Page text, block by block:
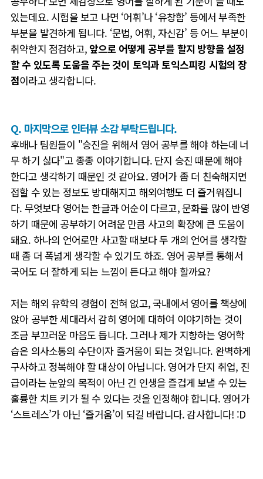
있는데요. 시험을 보고 나면 ‘어휘’나‘유창함’ 등에서 부족한
부분을 발견하게 됩니다. ‘문법, 어휘, 자신감’ 등 어느 부분이
취약한지 점검하고,앞으로 어떻게 공부를 할지 방향을 설정
할 수 있도록 도움을 주는 것이 토익과 토익스피킹 시험의 장
점이라고 생각합니다.
Q. 마지막으로 인터뷰 소감 부탁드립니다.
후배나 팀원들이 "승진을 위해서 영어 공부를 해야 하는데 너
무 하기 싫다"고 종종 이야기합니다. 단지 승진 때문에 해야
한다고 생각하기 때문인 것 같아요. 영어가 좀 더 친숙해지면
접할 수 있는 정보도 방대해지고 해외여행도 더 즐거워집니
다. 무엇보다 영어는 한글과 어순이 다르고, 문화를 많이 반영
하기 때문에 공부하기 어려운 만큼 사고의 확장에 큰 도움이
돼요. 하나의 언어로만 사고할 때보다 두 개의 언어를 생각할
때 좀 더 폭넓게 생각할 수 있기도 하죠. 영어 공부를 통해서
국어도 더 잘하게 되는 느낌이 든다고 해야 할까요?
저는 해외 유학의 경험이 전혀 없고, 국내에서 영어를 책상에
앉아 공부한 세대라서 감히 영어에 대하여 이야기하는 것이
조금 부끄러운 마음도 듭니다. 그러나 제가 지향하는 영어학
습은 의사소통의 수단이자 즐거움이 되는 것입니다. 완벽하게
구사하고 정복해야 할 대상이 아닙니다. 영어가 단지 취업, 진
급이라는 눈앞의 목적이 아닌 긴 인생을 즐겁게 보낼 수 있는
훌륭한 치트 키가 될 수 있다는 것을 인정해야 합니다. 영어가
‘스트레스’가 아닌 ‘즐거움’이 되길 바랍니다. 감사합니다! :D